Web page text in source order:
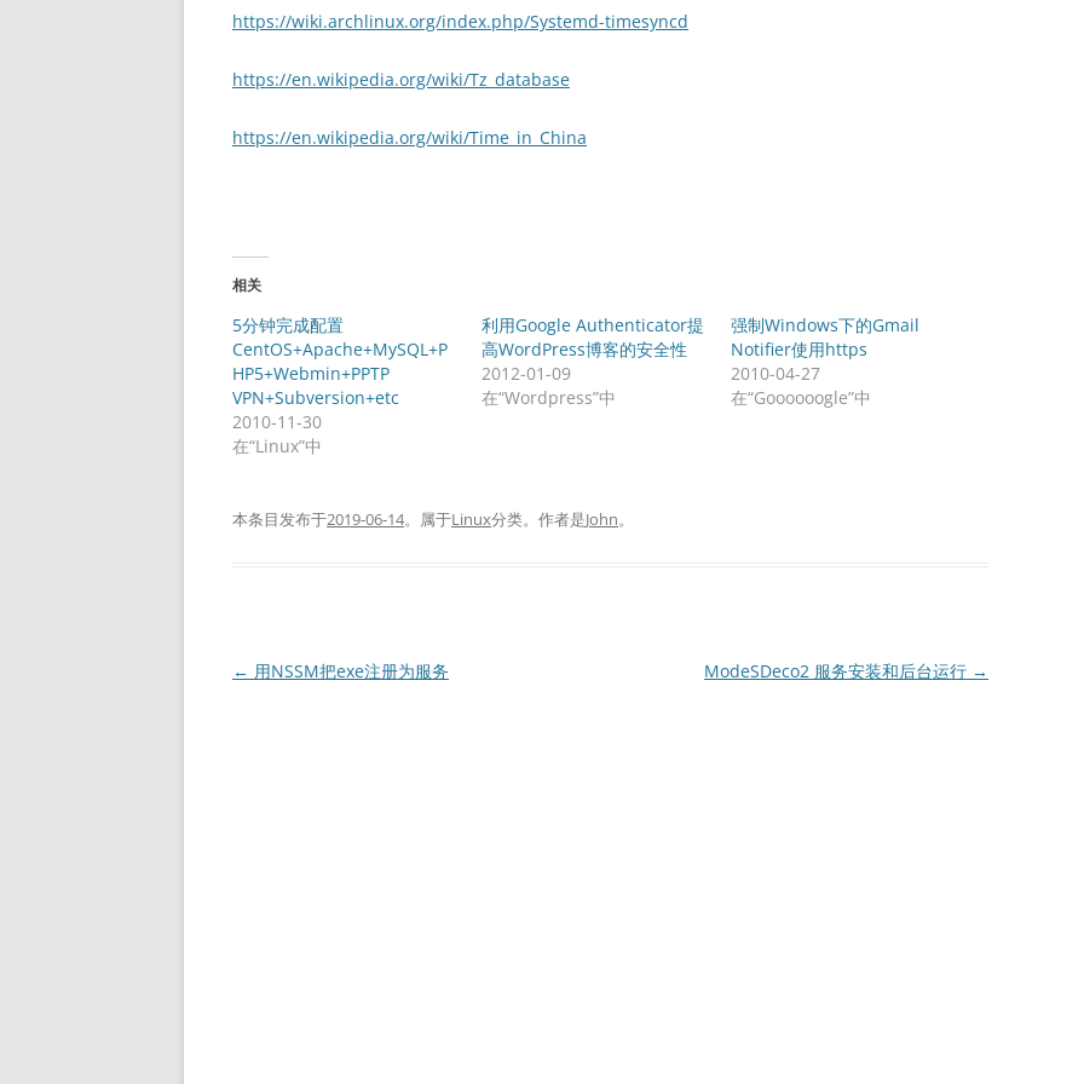
https://wiki.archlinux.org/index.php/Systemd-timesyncd
https://en.wikipedia.org/wiki/Tz_database
https://en.wikipedia.org/wiki/Time_in_China
相关
5分钟完成配置
CentOS+Apache+MySQL+P
HP5+Webmin+PPTP
VPN+Subversion+etc
2010-11-30
在“Linux”中
利用Google Authenticator提
高WordPress博客的安全性
2012-01-09
在“Wordpress”中
强制Windows下的Gmail
Notifier使用https
2010-04-27
在“Goooooogle”中
本条目发布于2019-06-14。属于Linux分类。 作者是John。
文
← 用NSSM把exe注册为服务 ModeSDeco2 服务安装和后台运行 →